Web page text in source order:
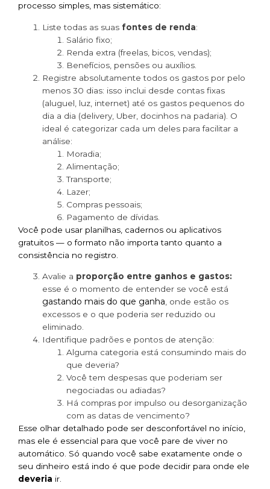
processo simples, mas sistemático:
Liste todas as suas fontes de renda:
Salário fixo;
Renda extra (freelas, bicos, vendas);
Benefícios, pensões ou auxílios.
Registre absolutamente todos os gastos por pelo
menos 30 dias: isso inclui desde contas fixas
(aluguel, luz, internet) até os gastos pequenos do
dia a dia (delivery, Uber, docinhos na padaria). O
ideal é categorizar cada um deles para facilitar a
análise:
Moradia;
Alimentação;
Transporte;
Lazer;
Compras pessoais;
Pagamento de dívidas.
Você pode usar planilhas, cadernos ou aplicativos
gratuitos — o formato não importa tanto quanto a
consistência no registro.
Avalie a proporção entre ganhos e gastos:
esse é o momento de entender se você está
gastando mais do que ganha , onde estão os
excessos e o que poderia ser reduzido ou
eliminado.
Identifique padrões e pontos de atenção:
Alguma categoria está consumindo mais do
que deveria?
Você tem despesas que poderiam ser
negociadas ou adiadas?
Há compras por impulso ou desorganização
com as datas de vencimento?
Esse olhar detalhado pode ser desconfortável no início,
mas ele é essencial para que você pare de viver no
automático. Só quando você sabe exatamente onde o
seu dinheiro está indo é que pode decidir para onde ele
deveria ir.